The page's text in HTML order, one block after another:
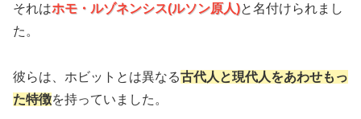
それはホモ・ルゾネンシス(ルソン原人)と名付けられまし
た。
彼らは、ホビットとは異なる古代人と現代人をあわせもっ
た特徴を持っていました。